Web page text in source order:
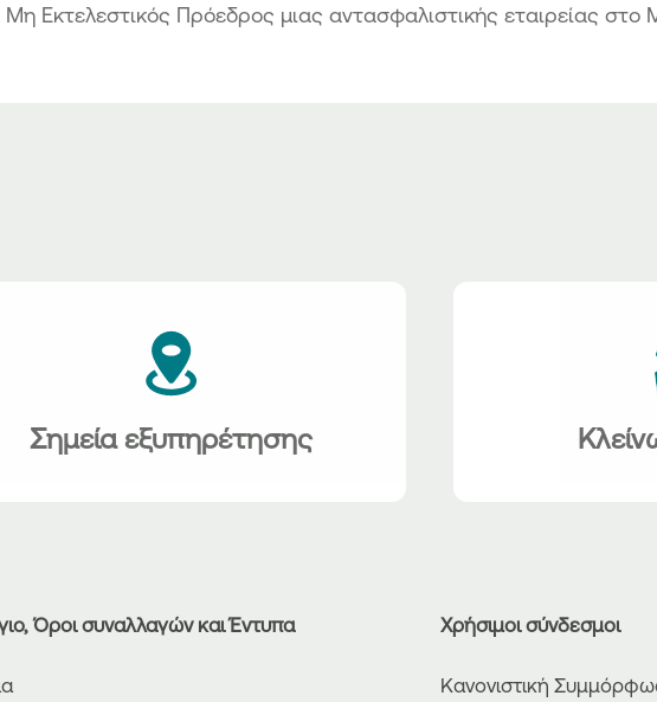
Μη Εκτελεστικός Πρόεδρος μιας αντασφαλιστικής εταιρείας στο
Σημεία εξυπηρέτησης
Όροι συναλλαγών και Έντυπα Χρήσιμοι σύνδεσμοι
Κανονιστική